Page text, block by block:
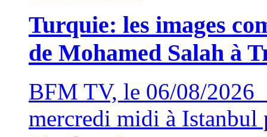
Turquie: les images
de Mohamed Salah à
BFM TV, le 06/08/
mercredi midi à Istanbul